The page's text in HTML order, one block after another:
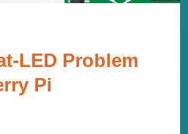
LED Problem
Pi